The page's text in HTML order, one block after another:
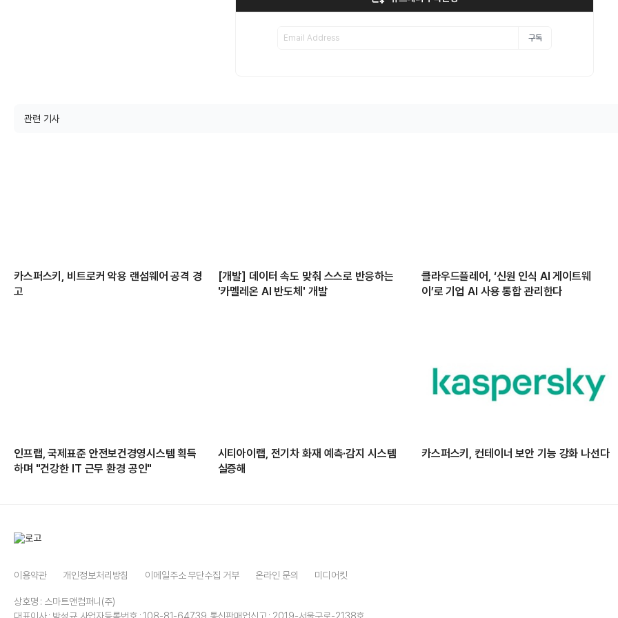
구독
관련 기사
카스퍼스키, 비트로커 악용 랜섬웨어 공격 경
고
[개발] 데이터 속도 맞춰 스스로 반응하는
'카멜레온 AI 반도체' 개발
클라우드플레어, ‘신원 인식 AI 게이트웨
이’로 기업 AI 사용 통합 관리한다
인프랩, 국제표준 안전보건경영시스템 획득
하며 "건강한 IT 근무 환경 공인"
시티아이랩, 전기차 화재 예측·감지 시스템
실증해
카스퍼스키, 컨테이너 보안 기능 강화 나선다
이용약관 개인정보처리방침 이메일주소 무단수집 거부 온라인 문의 미디어킷
상호명 : 스마트앤컴퍼니(주)
대표이사 : 박성규 사업자등록번호 : 108-81-64739 통신판매업신고 : 2019-서울구로-2138호